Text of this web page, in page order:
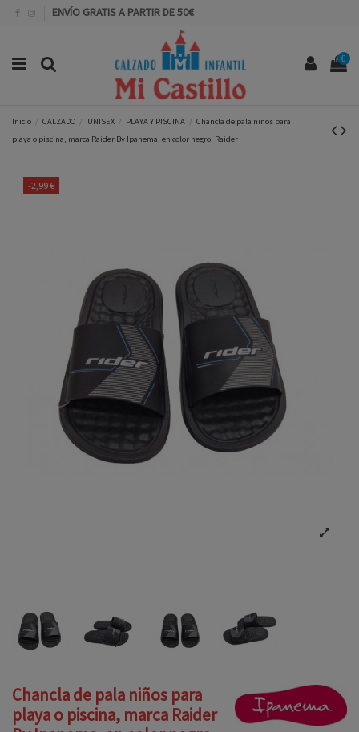
ENVÍO GRATIS A PARTIR DE 50€
0
Inicio CALZADO UNISEX PLAYA Y PISCINA
Chancla de pala niños para
playa o piscina, marca Raider By Ipanema, en color negro. Raider
-2,99 €
Chancla de pala niños para
playa o piscina, marca Raider